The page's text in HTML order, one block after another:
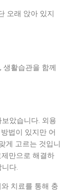
오래 앉아 있지
생활습관을 함께
았습니다. 외용
법이 있지만 어
게 고르는 것입니
만으로 해결하
다.
치료를 통해 충